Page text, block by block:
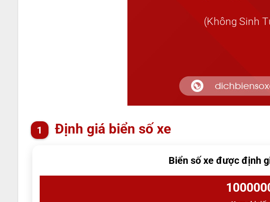
Định giá biển số xe
Biển số xe được định